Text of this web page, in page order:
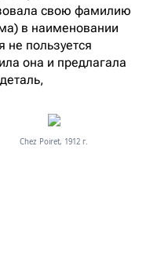
свою фамилию
в наименовании
пользуется
она и предлагала
Chez Poiret, 1912 г.